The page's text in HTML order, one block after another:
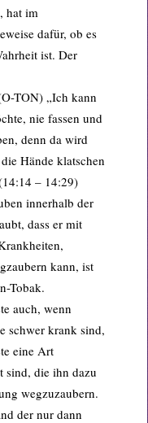
hat im
dafür, ob es
ist. Der
TON) „Ich kann
nie fassen und
denn da wird
Hände klatschen
– 14:29)
innerhalb der
dass er mit
kann, ist
Tobak.
auch, wenn
schwer krank sind,
eine Art
sind, die ihn dazu
wegzuzaubern.
der nur dann